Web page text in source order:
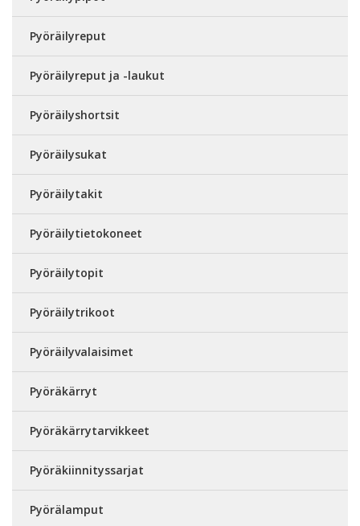
Pyöräilyreput
Pyöräilyreput ja -laukut
Pyöräilyshortsit
Pyöräilysukat
Pyöräilytakit
Pyöräilytietokoneet
Pyöräilytopit
Pyöräilytrikoot
Pyöräilyvalaisimet
Pyöräkärryt
Pyöräkärrytarvikkeet
Pyöräkiinnityssarjat
Pyörälamput